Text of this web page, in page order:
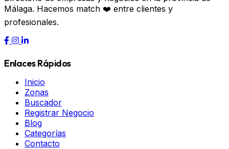
Málaga. Hacemos match ❤️ entre clientes y
profesionales.
Enlaces Rápidos
Inicio
Zonas
Buscador
Registrar Negocio
Blog
Categorías
Contacto